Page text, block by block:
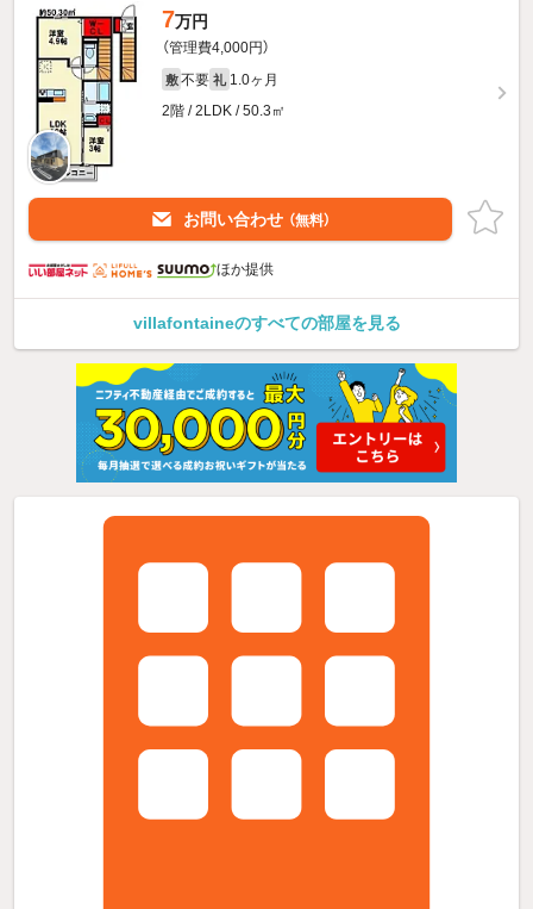
7万円
（管理費4,000円）
敷 不要 礼 1.0ヶ月
2階 / 2LDK / 50.3㎡
お問い合わせ （無料）
ほか提供
villafontaineのすべての部屋を見る